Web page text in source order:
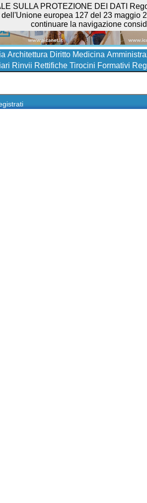
Architettura Diritto Medicina
Rinvii Rettifiche Tirocini Formativi
SULLA PROTEZIONE DEI DATI
europea 127 del 23
continuare la navigazione